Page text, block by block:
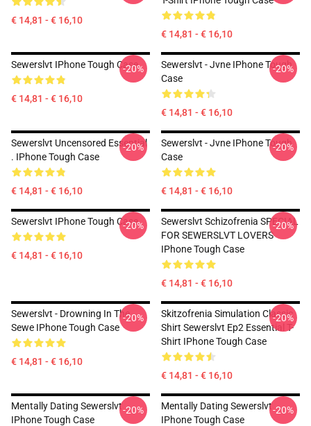
€ 14,81 - € 16,10
€ 14,81 - € 16,10
Sewerslvt IPhone Tough Case
€ 14,81 - € 16,10
-20%
Sewerslvt - Jvne IPhone Tough
Case
€ 14,81 - € 16,10
-20%
Sewerslvt Uncensored Essential
. IPhone Tough Case
€ 14,81 - € 16,10
-20%
Sewerslvt - Jvne IPhone Tough
Case
€ 14,81 - € 16,10
-20%
Sewerslvt IPhone Tough Case
€ 14,81 - € 16,10
-20%
Sewerslvt Schizofrenia SPECIAL
FOR SEWERSLVT LOVERS
IPhone Tough Case
€ 14,81 - € 16,10
-20%
Sewerslvt - Drowning In The
Sewe IPhone Tough Case
€ 14,81 - € 16,10
-20%
Skitzofrenia Simulation Classic
Shirt Sewerslvt Ep2 Essential T-
Shirt IPhone Tough Case
€ 14,81 - € 16,10
-20%
Mentally Dating Sewerslvt
IPhone Tough Case
-20%
Mentally Dating Sewerslvt
IPhone Tough Case
-20%